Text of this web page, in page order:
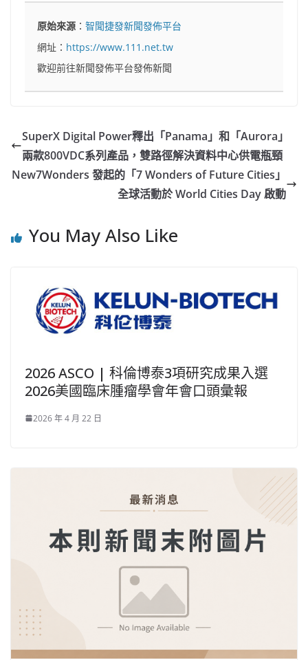
原始來源 ：智聞捷發新聞發佈平台
網址： https://www.111.net.tw
歡迎前往新聞發佈平台發佈新聞
SuperX Digital Power釋出「Panama」和「Aurora」
兩款800VDC系列產品，雙路徑解決資料中心供電瓶頸
New7Wonders 發起的「7 Wonders of Future Cities」
全球活動於 World Cities Day 啟動
You May Also Like
2026 ASCO | 科倫博泰3項研究成果入選
2026美國臨床腫瘤學會年會口頭彙報
2026 年 4 月 22 日